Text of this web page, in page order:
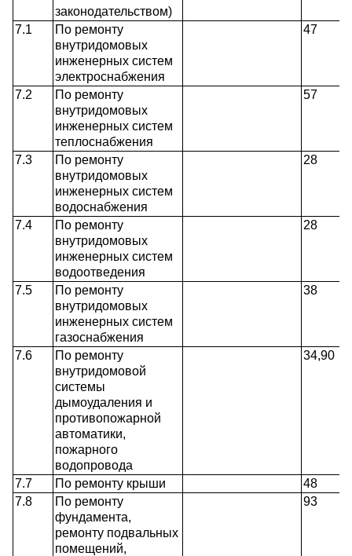
законодательством)
7.1
По ремонту
внутридомовых
инженерных систем
электроснабжения
47
7.2
По ремонту
внутридомовых
инженерных систем
теплоснабжения
57
7.3
По ремонту
внутридомовых
инженерных систем
водоснабжения
28
7.4
По ремонту
внутридомовых
инженерных систем
водоотведения
28
7.5
По ремонту
внутридомовых
инженерных систем
газоснабжения
38
7.6
По ремонту
внутридомовой
системы
дымоудаления и
противопожарной
автоматики,
пожарного
водопровода
34,90
7.7 По ремонту крыши
48
7.8
По ремонту
фундамента,
ремонту подвальных
помещений,
93